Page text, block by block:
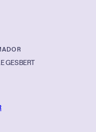
GESBERT